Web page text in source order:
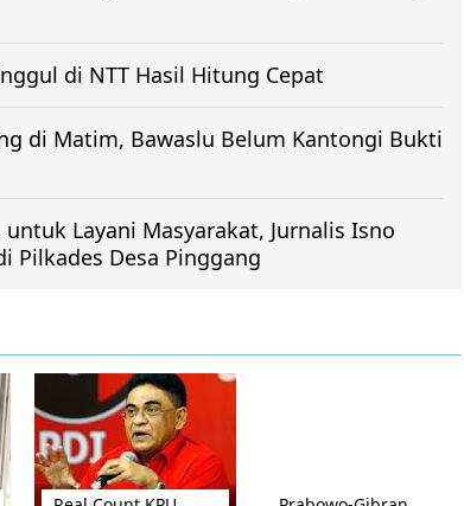
di NTT Hasil Hitung Cepat
di Matim, Bawaslu Belum Kantongi Bukti
Layani Masyarakat, Jurnalis Isno
Pilkades Desa Pinggang